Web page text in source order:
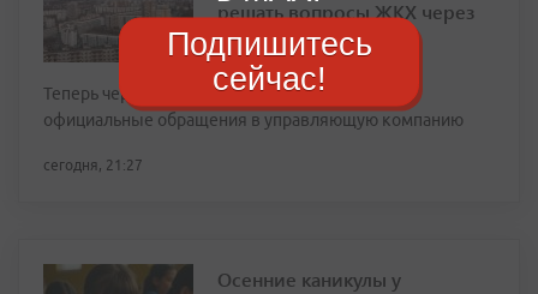
решать вопросы ЖКХ через
домовые чаты в МАХ
Теперь через платформу можно направлять
официальные обращения в управляющую компанию
сегодня, 21:27
Осенние каникулы у
Подпишитесь
сейчас!